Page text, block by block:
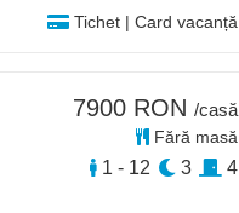
Tichet | Card vacanță
7900 RON /casă
Fără masă
1 - 12 3 4